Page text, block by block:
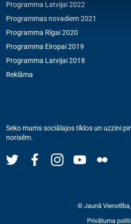
Programma Latvijai 2022
Programmas novadiem 2021
Programma Rīgai 2020
Programma Eiropai 2019
Programma Latvijai 2018
Reklāma
Seko mums sociālajos tīklos un uzzini
norisēm.
© Jaunā
Privātuma